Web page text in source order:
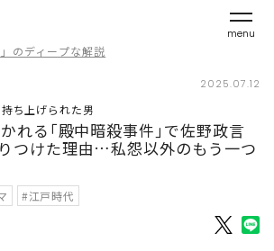
menu
のディープな解説
2025.07.12
ち上げられた男
れる｢殿中暗殺事件｣で佐野政言
つけた理由…私怨以外のもう一つ
#江戸時代